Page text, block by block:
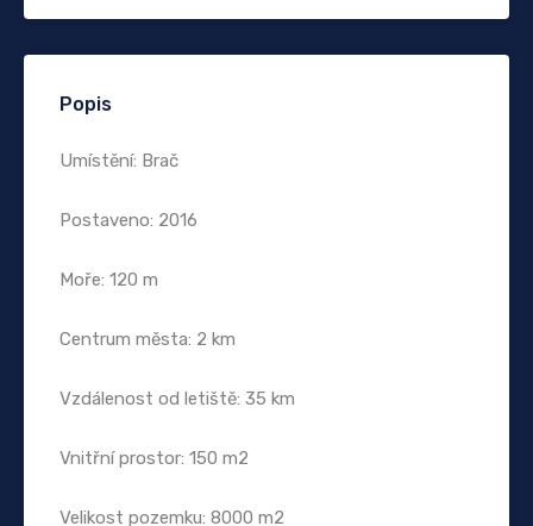
Popis
Umístění: Brač
Postaveno: 2016
Moře: 120 m
Centrum města: 2 km
Vzdálenost od letiště: 35 km
Vnitřní prostor: 150 m2
Velikost pozemku: 8000 m2